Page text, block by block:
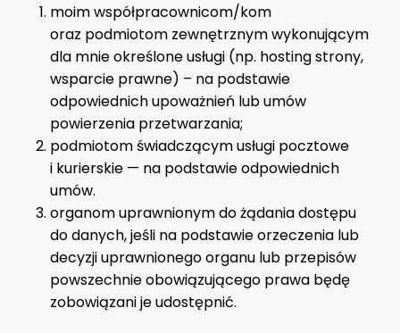
moim współpracownicom/kom
oraz podmiotom zewnętrznym wykonującym
dla mnie określone usługi (np. hosting strony,
wsparcie prawne) – na podstawie
odpowiednich upoważnień lub umów
powierzenia przetwarzania;
podmiotom świadczącym usługi pocztowe
i kurierskie — na podstawie odpowiednich
umów.
organom uprawnionym do żądania dostępu
do danych, jeśli na podstawie orzeczenia lub
decyzji uprawnionego organu lub przepisów
powszechnie obowiązującego prawa będę
zobowiązani je udostępnić.